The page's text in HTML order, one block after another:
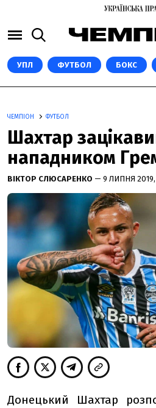
УПЛ ФУТБОЛ БОКС
ЧЕМПІОН ФУТБОЛ
Шахтар
нападником
ВІКТОР СЛЮСАРЕНКО — 9 ЛИПНЯ 2019,
Донецький Шахтар